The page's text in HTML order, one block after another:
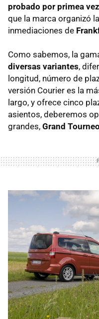
probado por primea vez
que la marca organizó
inmediaciones de
Como sabemos, la
diversas variantes,
longitud, número de
versión Courier es la
largo, y ofrece cinco
asientos, deberemos
grandes, Grand Tourneo